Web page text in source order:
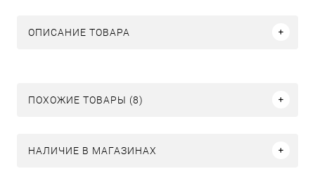
ОПИСАНИЕ ТОВАРА
ПОХОЖИЕ ТОВАРЫ (8)
НАЛИЧИЕ В МАГАЗИНАХ